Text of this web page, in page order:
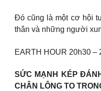
Đó cũng là một cơ hội
thân và những người
EARTH HOUR 20h30 –
SỨC MẠNH KÉP
CHÂN LÔNG TO